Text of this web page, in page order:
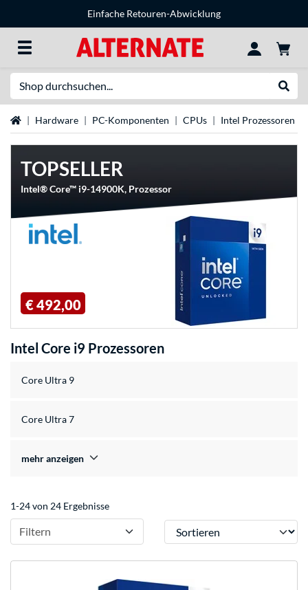
Einfache Retouren-Abwicklung
StartseiteHardware PC-Komponenten CPUs Intel Prozessoren
TOPSELLER
Intel® Core™ i9-14900K, Prozessor
€ 492,00
Intel Core i9 Prozessoren
Core Ultra 9
Core Ultra 7
mehr anzeigen
1-24 von 24 Ergebnisse
Filtern Sortieren